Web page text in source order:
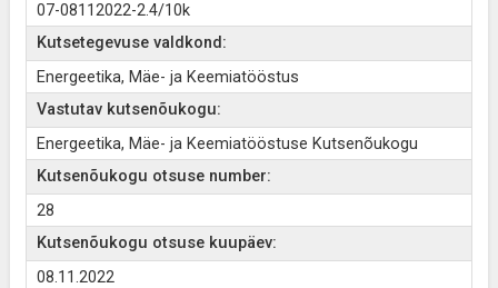
07-08112022-2.4/10k
Kutsetegevuse valdkond:
Energeetika, Mäe- ja Keemiatööstus
Vastutav kutsenõukogu:
Energeetika, Mäe- ja Keemiatööstuse Kutsenõukogu
Kutsenõukogu otsuse number:
28
Kutsenõukogu otsuse kuupäev:
08.11.2022